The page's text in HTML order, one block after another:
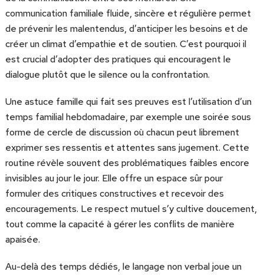
communication familiale fluide, sincère et régulière permet
de prévenir les malentendus, d’anticiper les besoins et de
créer un climat d’empathie et de soutien. C’est pourquoi il
est crucial d’adopter des pratiques qui encouragent le
dialogue plutôt que le silence ou la confrontation.
Une astuce famille qui fait ses preuves est l’utilisation d’un
temps familial hebdomadaire, par exemple une soirée sous
forme de cercle de discussion où chacun peut librement
exprimer ses ressentis et attentes sans jugement. Cette
routine révèle souvent des problématiques faibles encore
invisibles au jour le jour. Elle offre un espace sûr pour
formuler des critiques constructives et recevoir des
encouragements. Le respect mutuel s’y cultive doucement,
tout comme la capacité à gérer les conflits de manière
apaisée.
Au-delà des temps dédiés, le langage non verbal joue un